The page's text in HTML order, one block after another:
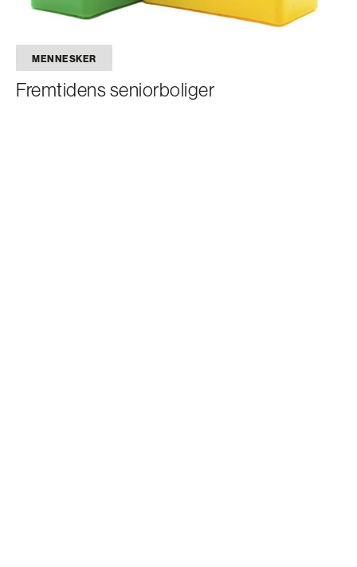
MENNESKER
Fremtidens seniorboliger